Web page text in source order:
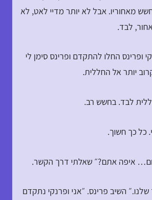
מאחוריו. אבל לא יותר מדיי לאט, לא
לבד.
ופרינס החלו להתקדם ופרינס סימן לי
יותר אל החללית.
לבד. בחשש רב.
כל כך חשוך.
איפה אתם?״ שאלתי דרך הקשר.
שלנו.״ השיב פרינס. ״אני ופרנקי נתקדם